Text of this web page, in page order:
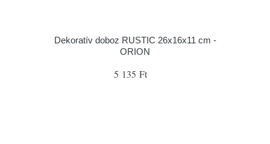
Dekoratív doboz RUSTIC 26x16x11 cm -
ORION
5 135 Ft